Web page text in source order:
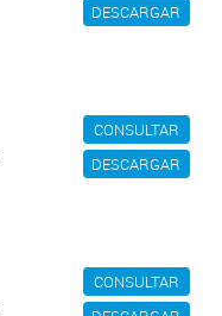
DESCARGAR
CONSULTAR
DESCARGAR
CONSULTAR